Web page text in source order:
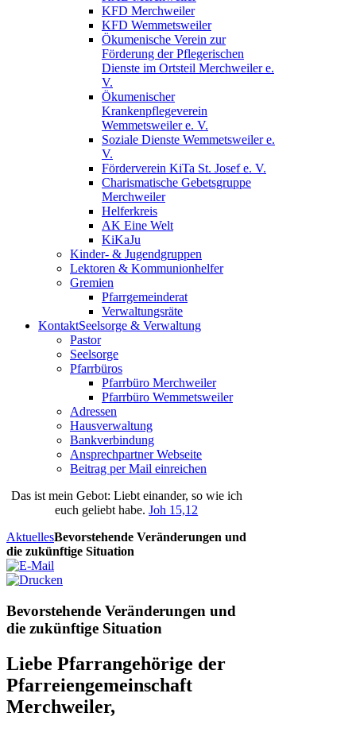
KFD Merchweiler
KFD Wemmetsweiler
Ökumenische Verein zur
Förderung der Pflegerischen
Dienste im Ortsteil Merchweiler e.
V.
Ökumenischer
Krankenpflegeverein
Wemmetsweiler e. V.
Soziale Dienste Wemmetsweiler e.
V.
Förderverein KiTa St. Josef e. V.
Charismatische Gebetsgruppe
Merchweiler
Helferkreis
AK Eine Welt
KiKaJu
Kinder- & Jugendgruppen
Lektoren & Kommunionhelfer
Gremien
Pfarrgemeinderat
Verwaltungsräte
KontaktSeelsorge & Verwaltung
Pastor
Seelsorge
Pfarrbüros
Pfarrbüro Merchweiler
Pfarrbüro Wemmetsweiler
Adressen
Hausverwaltung
Bankverbindung
Ansprechpartner Webseite
Beitrag per Mail einreichen
Das ist mein Gebot: Liebt einander, so wie ich
euch geliebt habe.Joh 15,12
AktuellesBevorstehende Veränderungen und
die zukünftige Situation
Bevorstehende Veränderungen und
die zukünftige Situation
Liebe Pfarrangehörige der
Pfarreiengemeinschaft
Merchweiler,